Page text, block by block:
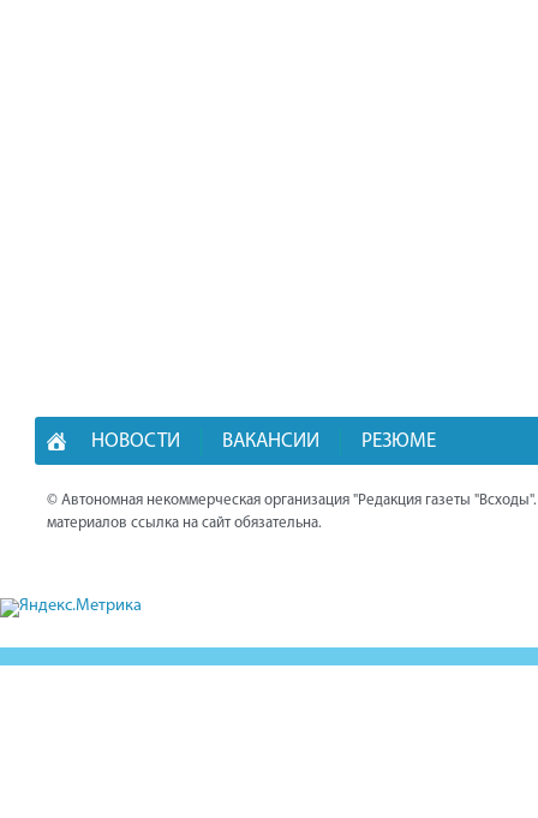
НОВОСТИ ВАКАНСИИ РЕЗЮМЕ
© Автономная некоммерческая организация "Редакция газеты
материалов ссылка на сайт обязательна.